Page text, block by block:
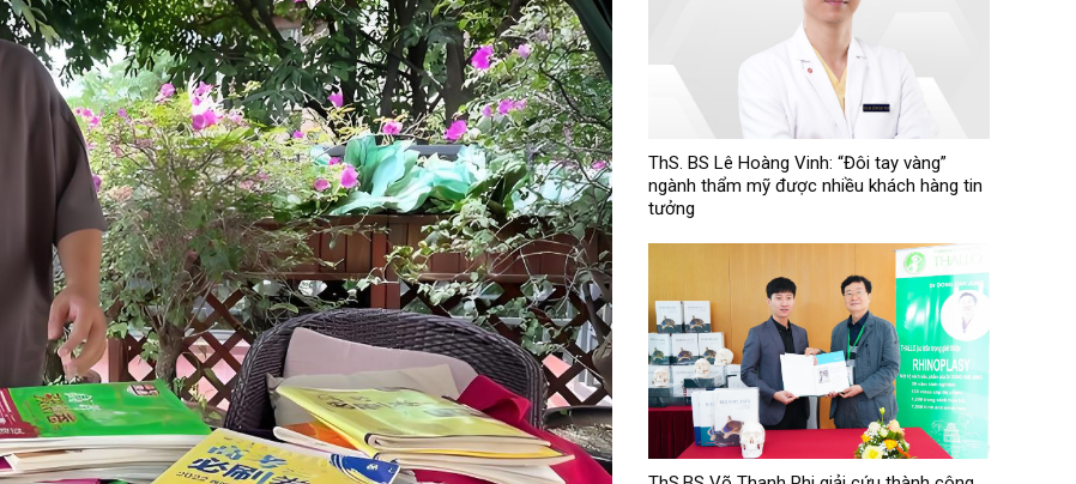
ThS. BS Lê Hoàng Vinh: “Đôi tay vàng”
ngành thẩm mỹ được nhiều khách hàng tin
tưởng